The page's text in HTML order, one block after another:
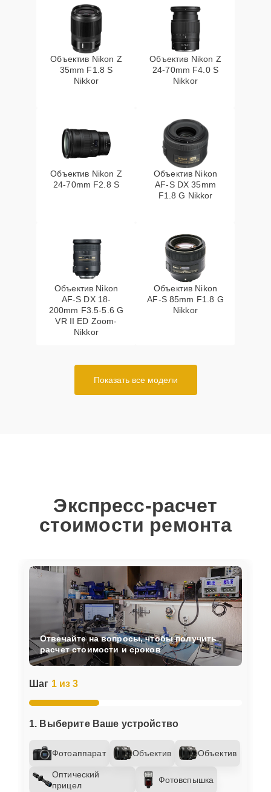
Объектив Nikon Z
35mm F1.8 S
Nikkor
Объектив Nikon Z
24-70mm F4.0 S
Nikkor
Объектив Nikon Z
24-70mm F2.8 S
Объектив Nikon
AF-S DX 35mm
F1.8 G Nikkor
Объектив Nikon
AF-S DX 18-
200mm F3.5-5.6 G
VR II ED Zoom-
Nikkor
Объектив Nikon
AF-S 85mm F1.8 G
Nikkor
Показать все модели
Экспресс-расчет
стоимости ремонта
Шаг 1 из 3
1. Выберите Ваше устройство
Фотоаппарат Объектив Объектив
Оптический
прицел
Фотовспышка
Отвечайте на вопросы, чтобы получить
расчет стоимости и сроков